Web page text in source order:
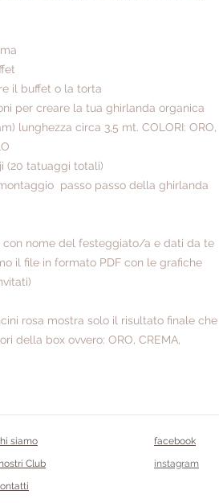
il buffet o la torta
per creare la tua ghirlanda organica
lunghezza circa 3,5 mt. COLORI: ORO,
(20 tatuaggi totali)
passo passo della ghirlanda
con nome del festeggiato/a e dati da te
il file in formato PDF con le grafiche
rosa mostra solo il risultato finale che
della box ovvero: ORO, CREMA,
siamo
Club
facebook
instagram